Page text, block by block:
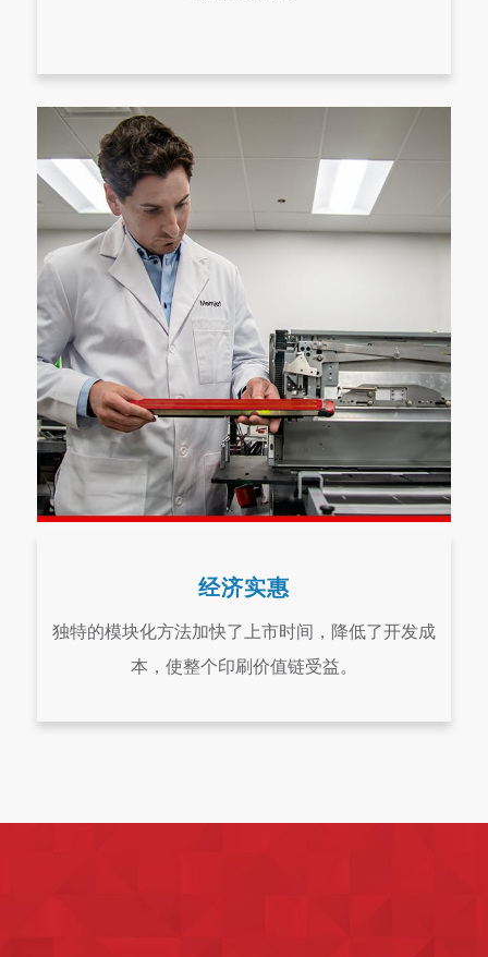
经济实惠
独特的模块化方法加快了上市时间，降低了开发成
本，使整个印刷价值链受益。